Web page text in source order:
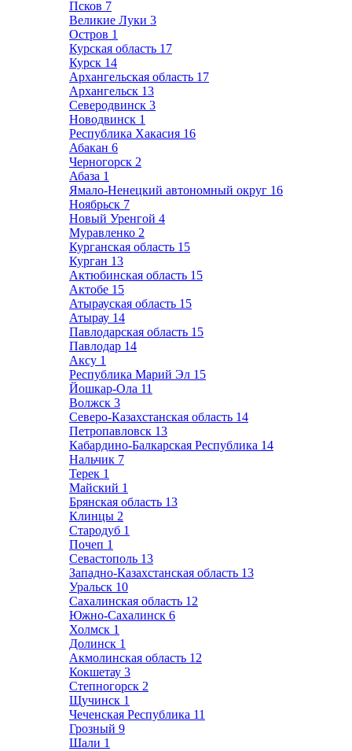
Псков 7
Великие Луки 3
Остров 1
Курская область 17
Курск 14
Архангельская область 17
Архангельск 13
Северодвинск 3
Новодвинск 1
Республика Хакасия 16
Абакан 6
Черногорск 2
Абаза 1
Ямало-Ненецкий автономный округ 16
Ноябрьск 7
Новый Уренгой 4
Муравленко 2
Курганская область 15
Курган 13
Актюбинская область 15
Актобе 15
Атырауская область 15
Атырау 14
Павлодарская область 15
Павлодар 14
Аксу 1
Республика Марий Эл 15
Йошкар-Ола 11
Волжск 3
Северо-Казахстанская область 14
Петропавловск 13
Кабардино-Балкарская Республика 14
Нальчик 7
Терек 1
Майский 1
Брянская область 13
Клинцы 2
Стародуб 1
Почеп 1
Севастополь 13
Западно-Казахстанская область 13
Уральск 10
Сахалинская область 12
Южно-Сахалинск 6
Холмск 1
Долинск 1
Акмолинская область 12
Кокшетау 3
Степногорск 2
Щучинск 1
Чеченская Республика 11
Грозный 9
Шали 1